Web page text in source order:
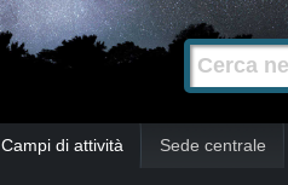
Cerca nel
Campi di attività Sede centrale